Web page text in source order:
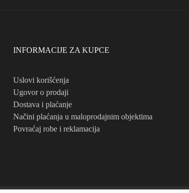
INFORMACIJE ZA KUPCE
Uslovi korišćenja
Ugovor o prodaji
Dostava i plaćanje
Načini plaćanja u maloprodajnim objektima
Povraćaj robe i reklamacija